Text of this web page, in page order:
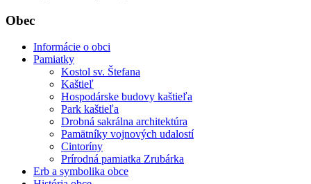
Obec
Informácie o obci
Pamiatky
Kostol sv. Štefana
Kaštieľ
Hospodárske budovy kaštieľa
Park kaštieľa
Drobná sakrálna architektúra
Pamätníky vojnových udalostí
Cintoríny
Prírodná pamiatka Zrubárka
Erb a symbolika obce